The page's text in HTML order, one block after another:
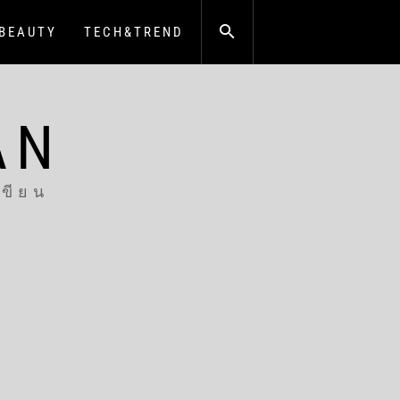
TECH&TREND
ยน